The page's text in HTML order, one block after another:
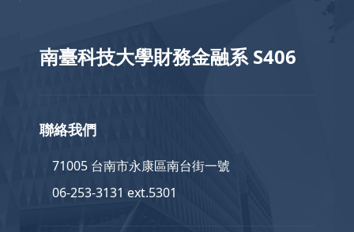
南臺科技大學財務金融系 S406
聯絡我們
71005 台南市永康區南台街一號
06-253-3131 ext.5301